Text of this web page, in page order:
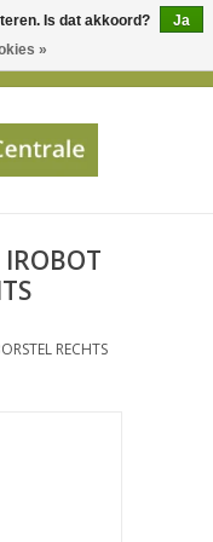
RECHTS
Is dat akkoord?
Ja
»